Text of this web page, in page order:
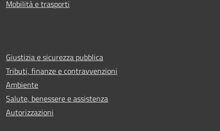
Mobilità e trasporti
Giustizia e sicurezza pubblica
Tributi, finanze e contravvenzioni
Ambiente
Salute, benessere e assistenza
Autorizzazioni